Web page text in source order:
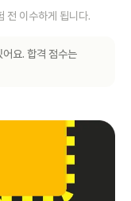
전 이수하게 됩니다.
요. 합격 점수는